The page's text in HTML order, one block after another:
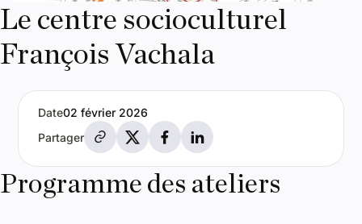
Le centre socioculturel
François Vachala
PartagerPartager par e-mail
Partager sur X
Partager sur Facebook
Partager sur LinkedIn
Date02 février 2026
Programme des ateliers